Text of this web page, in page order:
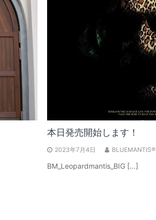
本日発売開始します！
2023年7月4日 BLUEMANTIS®
BM_Leopardmantis_BIG […]